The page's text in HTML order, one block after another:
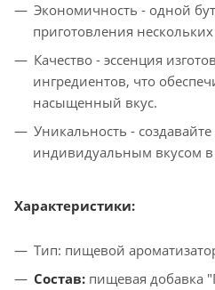
Экономичность - одной
приготовления
Качество - эссенция
ингредиентов, что
насыщенный вкус.
Уникальность -
индивидуальным вкусом
Характеристики:
Тип: пищевой
Состав: пищевая добавка